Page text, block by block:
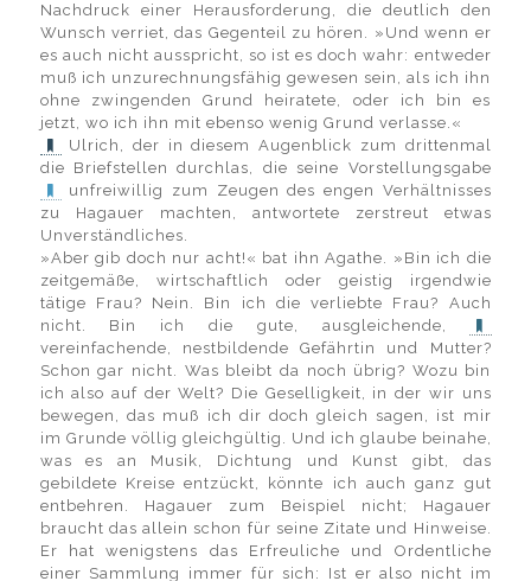
Nachdruck einer Herausforderung, die deutlich den
Wunsch verriet, das Gegenteil zu hören. »Und wenn er
es auch nicht ausspricht, so ist es doch wahr: entweder
muß ich unzurechnungsfähig gewesen sein, als ich ihn
ohne zwingenden Grund heiratete, oder ich bin es
jetzt, wo ich ihn mit ebenso wenig Grund verlasse.«
Ulrich, der in diesem Augenblick zum drittenmal
die Briefstellen durchlas, die seine Vorstellungsgabe
unfreiwillig zum Zeugen des engen Verhältnisses
zu Hagauer machten, antwortete zerstreut etwas
Unverständliches.
»Aber gib doch nur acht!« bat ihn Agathe. »Bin ich die
zeitgemäße, wirtschaftlich oder geistig irgendwie
tätige Frau? Nein. Bin ich die verliebte Frau? Auch
nicht. Bin ich die gute, ausgleichende,
vereinfachende, nestbildende Gefährtin und Mutter?
Schon gar nicht. Was bleibt da noch übrig? Wozu bin
ich also auf der Welt? Die Geselligkeit, in der wir uns
bewegen, das muß ich dir doch gleich sagen, ist mir
im Grunde völlig gleichgültig. Und ich glaube beinahe,
was es an Musik, Dichtung und Kunst gibt, das
gebildete Kreise entzückt, könnte ich auch ganz gut
entbehren. Hagauer zum Beispiel nicht; Hagauer
braucht das allein schon für seine Zitate und Hinweise.
Er hat wenigstens das Erfreuliche und Ordentliche
einer Sammlung immer für sich: Ist er also nicht im